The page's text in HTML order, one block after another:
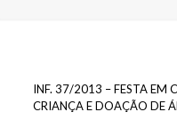
INF. 37/2013 – FESTA EM
CRIANÇA E DOAÇÃO DE